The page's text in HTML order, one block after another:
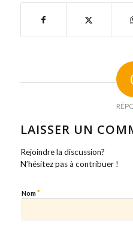
LAISSER UN
Rejoindre la discussion?
N’hésitez pas à contribuer !
Nom*